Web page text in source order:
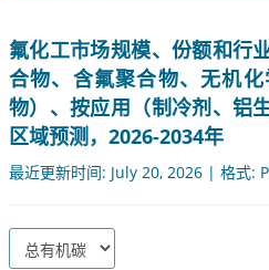
氟化工市场规模、份额和行
合物、含氟聚合物、无机
物）、按应用（制冷剂、铝
区域预测，2026-2034年
最近更新时间: July 20, 2026 | 格式: